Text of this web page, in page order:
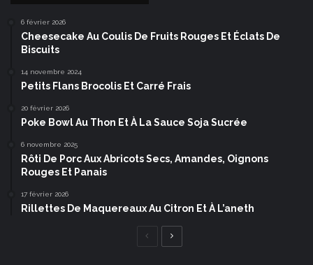
6 février 2026
Cheesecake Au Coulis De Fruits Rouges Et Éclats De
Biscuits
14 novembre 2024
Petits Flans Brocolis Et Carré Frais
20 février 2026
Poke Bowl Au Thon Et À La Sauce Soja Sucrée
6 novembre 2025
Rôti De Porc Aux Abricots Secs, Amandes, Oignons
Rouges Et Panais
17 février 2026
Rillettes De Maquereaux Au Citron Et À L’aneth
Page